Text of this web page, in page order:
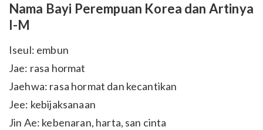
Nama Bayi Perempuan Korea dan Artinya
I-M
Iseul: embun
Jae: rasa hormat
Jaehwa: rasa hormat dan kecantikan
Jee: kebijaksanaan
Jin Ae: kebenaran, harta, san cinta